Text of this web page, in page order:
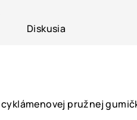
Diskusia
pružnej